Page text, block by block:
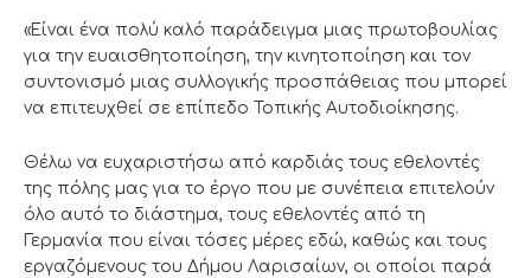
«Είναι ένα πολύ καλό παράδειγμα μιας πρωτοβουλίας
για την ευαισθητοποίηση, την κινητοποίηση και τον
συντονισμό μιας συλλογικής προσπάθειας που μπορεί
να επιτευχθεί σε επίπεδο Τοπικής Αυτοδιοίκησης.
Θέλω να ευχαριστήσω από καρδιάς τους εθελοντές
της πόλης μας για το έργο που με συνέπεια επιτελούν
όλο αυτό το διάστημα, τους εθελοντές από τη
Γερμανία που είναι τόσες μέρες εδώ, καθώς και τους
εργαζόμενους του Δήμου Λαρισαίων, οι οποίοι παρά